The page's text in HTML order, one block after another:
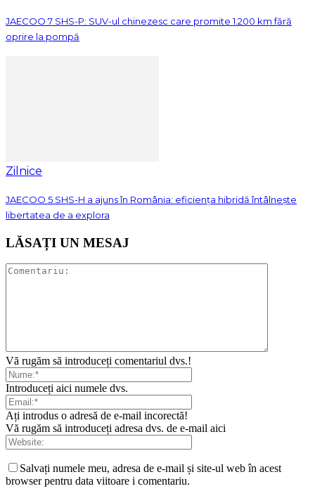
JAECOO 7 SHS-P: SUV-ul chinezesc care promite 1.200 km fără
oprire la pompă
Zilnice
JAECOO 5 SHS-H a ajuns în România: eficiența hibridă întâlnește
libertatea de a explora
LĂSAȚI UN MESAJ
Vă rugăm să introduceți comentariul dvs.!
Introduceți aici numele dvs.
Ați introdus o adresă de e-mail incorectă!
Vă rugăm să introduceți adresa dvs. de e-mail aici
Salvați numele meu, adresa de e-mail și site-ul web în acest
browser pentru data viitoare i comentariu.